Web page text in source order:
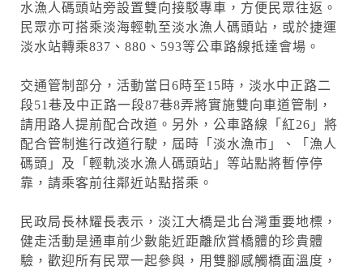
水漁人碼頭站旁設置雙向接駁專車，方便民眾往返。
民眾亦可搭乘淡海輕軌至淡水漁人碼頭站，或於捷運
淡水站轉乘837、880、593等公車路線抵達會場。
交通管制部分，活動當日6時至15時，淡水中正路二
段51巷及中正路一段87巷8弄將實施雙向車道管制，
請用路人提前配合改道。另外，公車路線「紅26」將
配合管制進行改道行駛，屆時「淡水漁市」、「漁人
碼頭」及「輕軌淡水漁人碼頭站」等站點將暫停停
靠，請乘客前往鄰近站點搭乘。
民政局長林耀長表示，淡江大橋是北台灣重要地標，
健走活動是通車前少數能近距離欣賞橋體的珍貴體
驗，歡迎所有民眾一起參與，用雙腳感觸橋面溫度，